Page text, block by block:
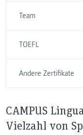
Team
TOEFL
Andere Zertifikate
CAMPUS
Vielzahl von